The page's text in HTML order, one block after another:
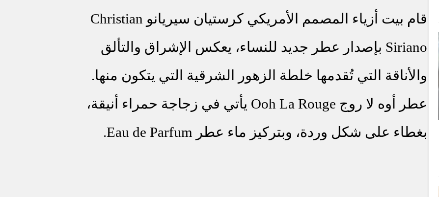
قام بيت أزياء المصمم الأمريكي كرستيان سيريانو Christian
Siriano بإصدار عطر جديد للنساء، يعكس الإشراق والتألق
والأناقة التي تُقدمها خلطة الزهور الشرقية التي يتكون منها.
عطر أوه لا روج Ooh La Rouge يأتي في زجاجة حمراء أنيقة،
بغطاء على شكل وردة، وبتركيز ماء عطر Eau de Parfum
.